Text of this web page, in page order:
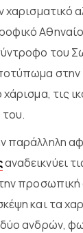
χαρισματικό
Αθηναίο
του
στην
τις
του.
παράλληλη
αναδεικνύει
προσωπική
και τα
ανδρών,